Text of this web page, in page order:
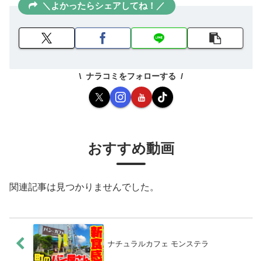
＼よかったらシェアしてね！／
ナラコミをフォローする
おすすめ動画
関連記事は見つかりませんでした。
ナチュラルカフェ モンステラ